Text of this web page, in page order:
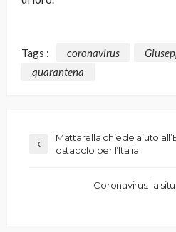
Tags : coronavirus
quarantena
Mattarella chiede aiuto
ostacolo per l’Italia
Coronavirus: la